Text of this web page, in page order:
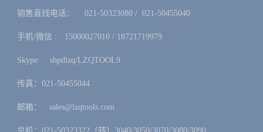
销售直线电话：ㅤ 021-50323080 / 021-50455040
手机/微信 :ㅤ15000027010 / 18721719979
Skype: ㅤshpdlzq/LZQTOOL9
传真：021-50455044
邮箱：ㅤsales@lzqtools.com